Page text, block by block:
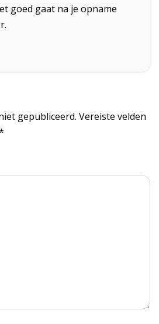
goed gaat na je opname
gepubliceerd. Vereiste velden